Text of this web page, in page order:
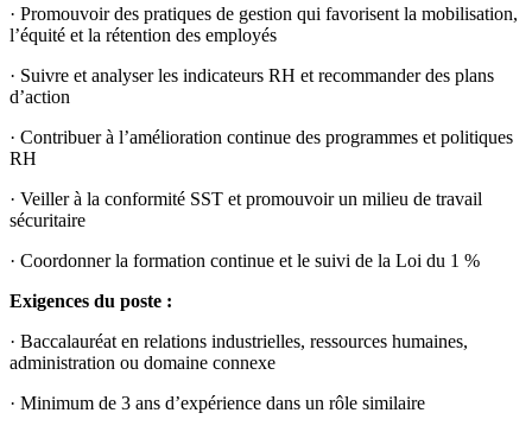
· Promouvoir des pratiques de gestion qui favorisent la mobilisation,
l’équité et la rétention des employés
· Suivre et analyser les indicateurs RH et recommander des plans
d’action
· Contribuer à l’amélioration continue des programmes et politiques
RH
· Veiller à la conformité SST et promouvoir un milieu de travail
sécuritaire
· Coordonner la formation continue et le suivi de la Loi du 1 %
Exigences du poste :
· Baccalauréat en relations industrielles, ressources humaines,
administration ou domaine connexe
· Minimum de 3 ans d’expérience dans un rôle similaire